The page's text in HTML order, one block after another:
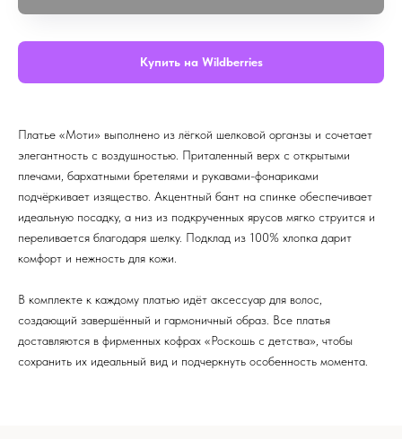
Купить на Wildberries
Платье «Моти» выполнено из лёгкой шелковой органзы и сочетает
элегантность с воздушностью. Приталенный верх с открытыми
плечами, бархатными бретелями и рукавами-фонариками
подчёркивает изящество. Акцентный бант на спинке обеспечивает
идеальную посадку, а низ из подкрученных ярусов мягко струится и
переливается благодаря шелку. Подклад из 100% хлопка дарит
комфорт и нежность для кожи.
В комплекте к каждому платью идёт аксессуар для волос,
создающий завершённый и гармоничный образ. Все платья
доставляются в фирменных кофрах «Роскошь с детства», чтобы
сохранить их идеальный вид и подчеркнуть особенность момента.